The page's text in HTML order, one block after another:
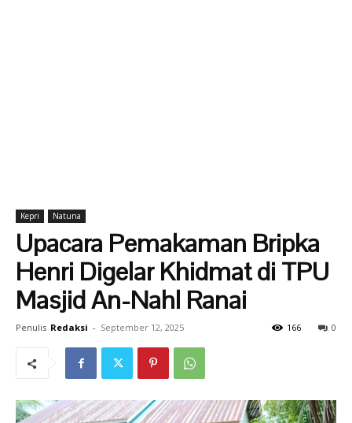
Kepri Natuna
Upacara Pemakaman Bripka
Henri Digelar Khidmat di TPU
Masjid An-Nahl Ranai
Penulis Redaksi - September 12, 2025 0
166